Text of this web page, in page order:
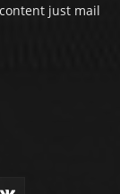
just mail